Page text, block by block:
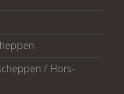
/ Hors-